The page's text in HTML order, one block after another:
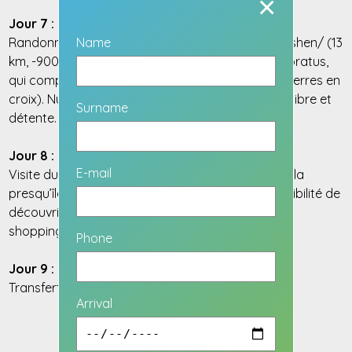
Jour 7 : Lac Sevan (1900 m)
Randonnée vers le lac Sevan /village de Tsaghkashen/ (13
km, -900 m de dénivelé). Visite du cimetière de Noratus,
qui compte plus de 800 khachkars médiévaux (pierres en
croix). Nuit en hôtel au bord du lac Sevan. Temps libre et
détente.
Jour 8 : Retour à Erevan, temps libre
Visite du monastère médiéval de Sevan, situé sur la
presqu’île. Temps libre dans la capitale avec possibilité de
découvrir des marchés authentiques et faire du
shopping.
Jour 9 : Départ
Transfert à l’aéroport, départ.
×
Name
Surname
E-mail
Phone
Arrival